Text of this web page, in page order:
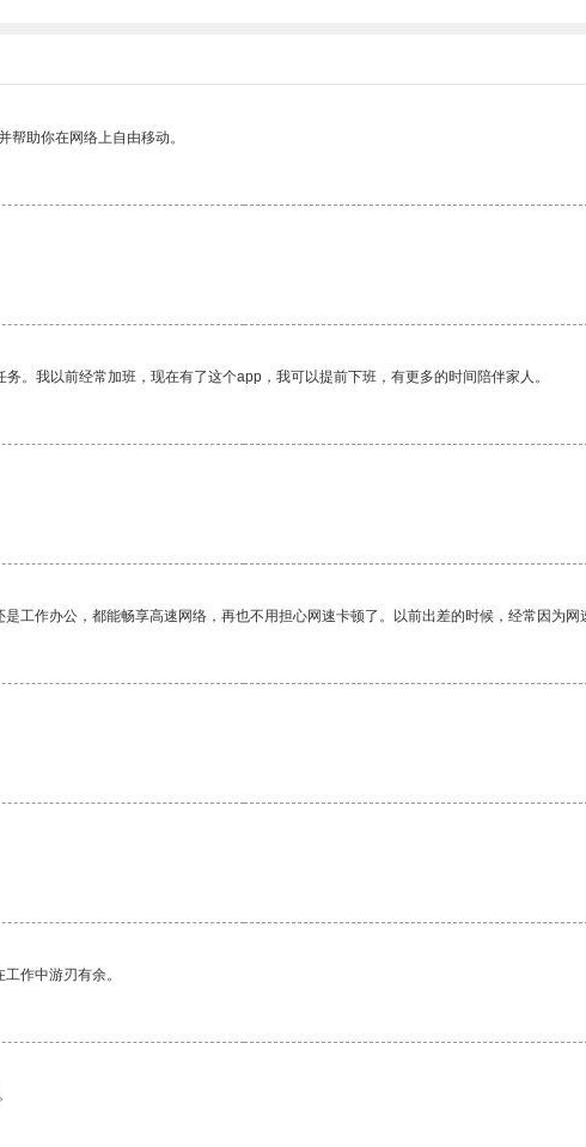
助你在网络上自由移动。
。我以前经常加班，现在有了这个app，我可以提前下班，有更多的时间陪伴家人。
工作办公，都能畅享高速网络，再也不用担心网速卡顿了。以前出差的时候，经常因为
作中游刃有余。